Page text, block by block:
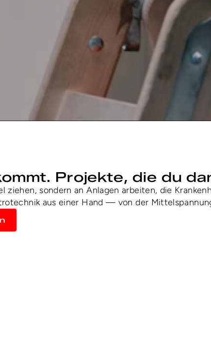
Projekte, die du
ziehen, sondern an Anlagen arbeiten, die
aus einer Hand — von der